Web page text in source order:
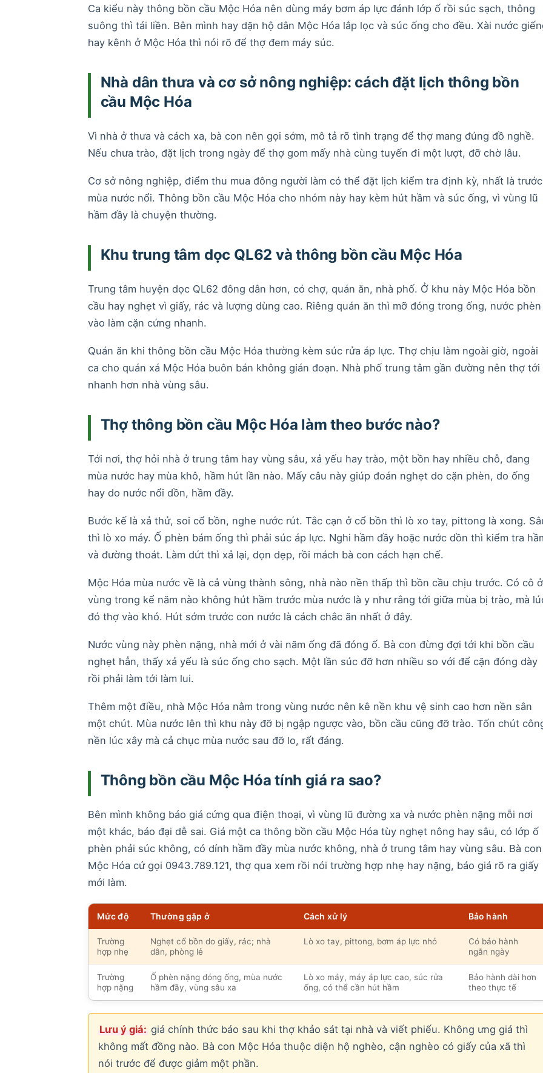
Ca kiểu này thông bồn cầu Mộc Hóa nên dùng máy bơm áp lực đánh lớp ố rồi súc sạch, thông
suông thì tái liền. Bên mình hay dặn hộ dân Mộc Hóa lắp lọc và súc ống cho đều. Xài nước
hay kênh ở Mộc Hóa thì nói rõ để thợ đem máy súc.
Nhà dân thưa và cơ sở nông nghiệp: cách đặt lịch thông bồn
cầu Mộc Hóa
Vì nhà ở thưa và cách xa, bà con nên gọi sớm, mô tả rõ tình trạng để thợ mang đúng đồ nghề.
Nếu chưa trào, đặt lịch trong ngày để thợ gom mấy nhà cùng tuyến đi một lượt, đỡ chờ lâu.
Cơ sở nông nghiệp, điểm thu mua đông người làm có thể đặt lịch kiểm tra định kỳ, nhất là trước
mùa nước nổi. Thông bồn cầu Mộc Hóa cho nhóm này hay kèm hút hầm và súc ống, vì vùng lũ
hầm đầy là chuyện thường.
Khu trung tâm dọc QL62 và thông bồn cầu Mộc Hóa
Trung tâm huyện dọc QL62 đông dân hơn, có chợ, quán ăn, nhà phố. Ở khu này Mộc Hóa bồn
cầu hay nghẹt vì giấy, rác và lượng dùng cao. Riêng quán ăn thì mỡ đóng trong ống, nước phèn
vào làm cặn cứng nhanh.
Quán ăn khi thông bồn cầu Mộc Hóa thường kèm súc rửa áp lực. Thợ chịu làm ngoài giờ, ngoài
ca cho quán xá Mộc Hóa buôn bán không gián đoạn. Nhà phố trung tâm gần đường nên thợ tới
nhanh hơn nhà vùng sâu.
Thợ thông bồn cầu Mộc Hóa làm theo bước nào?
Tới nơi, thợ hỏi nhà ở trung tâm hay vùng sâu, xả yếu hay trào, một bồn hay nhiều chỗ, đang
mùa nước hay mùa khô, hầm hút lần nào. Mấy câu này giúp đoán nghẹt do cặn phèn, do ống
hay do nước nổi dồn, hầm đầy.
Bước kế là xả thử, soi cổ bồn, nghe nước rút. Tắc cạn ở cổ bồn thì lò xo tay, pittong là xong.
thì lò xo máy. Ố phèn bám ống thì phải súc áp lực. Nghi hầm đầy hoặc nước dồn thì kiểm tra
và đường thoát. Làm dứt thì xả lại, dọn dẹp, rồi mách bà con cách hạn chế.
Mộc Hóa mùa nước về là cả vùng thành sông, nhà nào nền thấp thì bồn cầu chịu trước. Có cô ở
vùng trong kể năm nào không hút hầm trước mùa nước là y như rằng tới giữa mùa bị trào, mà
đó thợ vào khó. Hút sớm trước con nước là cách chắc ăn nhất ở đây.
Nước vùng này phèn nặng, nhà mới ở vài năm ống đã đóng ố. Bà con đừng đợi tới khi bồn cầu
nghẹt hẳn, thấy xả yếu là súc ống cho sạch. Một lần súc đỡ hơn nhiều so với để cặn đóng dày
rồi phải làm tới làm lui.
Thêm một điều, nhà Mộc Hóa nằm trong vùng nước nên kê nền khu vệ sinh cao hơn nền sân
một chút. Mùa nước lên thì khu này đỡ bị ngập ngược vào, bồn cầu cũng đỡ trào. Tốn chút
nền lúc xây mà cả chục mùa nước sau đỡ lo, rất đáng.
Thông bồn cầu Mộc Hóa tính giá ra sao?
Bên mình không báo giá cứng qua điện thoại, vì vùng lũ đường xa và nước phèn nặng mỗi nơi
một khác, báo đại dễ sai. Giá một ca thông bồn cầu Mộc Hóa tùy nghẹt nông hay sâu, có lớp ố
phèn phải súc không, có dính hầm đầy mùa nước không, nhà ở trung tâm hay vùng sâu. Bà con
Mộc Hóa cứ gọi 0943.789.121, thợ qua xem rồi nói trường hợp nhẹ hay nặng, báo giá rõ ra giấy
mới làm.
Mức độ Thường gặp ở Cách xử lý Bảo hành
Trường
hợp nhẹ
Nghẹt cổ bồn do giấy, rác; nhà
dân, phòng lẻ
Lò xo tay, pittong, bơm áp lực nhỏ
Có bảo hành
ngắn ngày
Trường
hợp nặng
Ố phèn nặng đóng ống, mùa nước
hầm đầy, vùng sâu xa
Lò xo máy, máy áp lực cao, súc rửa
ống, có thể cần hút hầm
Bảo hành dài hơn
theo thực tế
Lưu ý giá: giá chính thức báo sau khi thợ khảo sát tại nhà và viết phiếu. Không ưng giá thì
không mất đồng nào. Bà con Mộc Hóa thuộc diện hộ nghèo, cận nghèo có giấy của xã thì
nói trước để được giảm một phần.